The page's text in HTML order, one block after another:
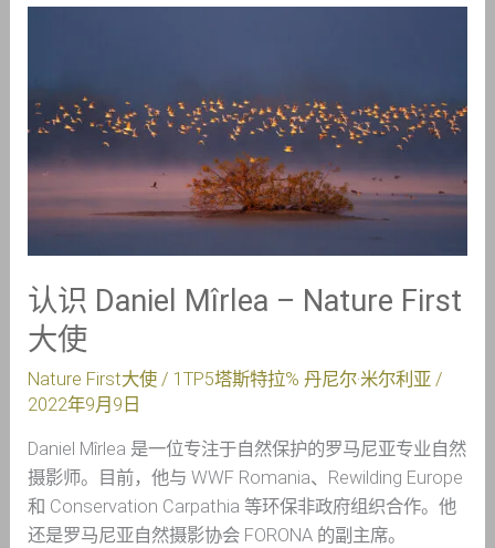
认识 Daniel Mîrlea – Nature First
大使
Nature First大使 / 1TP5塔斯特拉% 丹尼尔·米尔利亚 /
2022年9月9日
Daniel Mîrlea 是一位专注于自然保护的罗马尼亚专业自然
摄影师。目前，他与 WWF Romania、Rewilding Europe
和 Conservation Carpathia 等环保非政府组织合作。他
还是罗马尼亚自然摄影协会 FORONA 的副主席。
Mîrlea
–
Nature
大